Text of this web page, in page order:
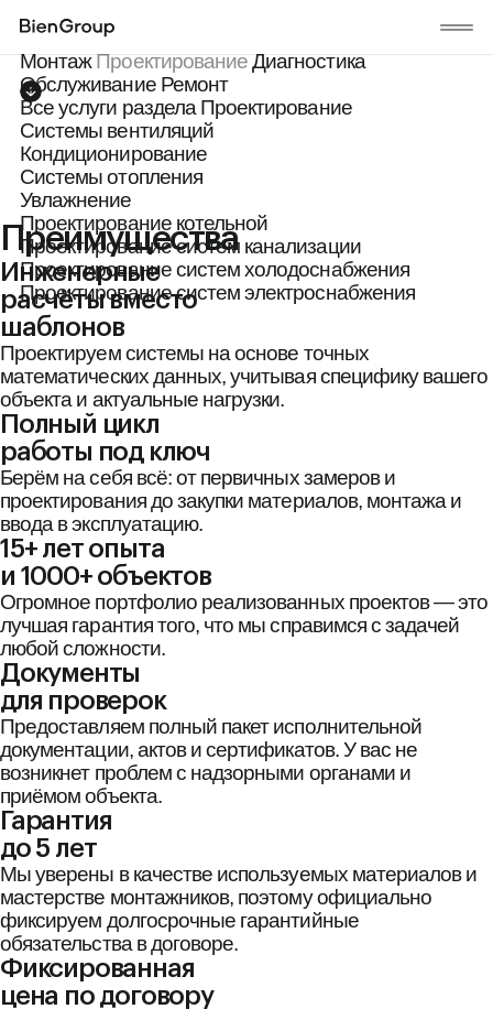
МонтажПроектированиеДиагностика
Обслуживание Ремонт
Все услуги раздела Проектирование
Системы вентиляций
Кондиционирование
Cистемы отопления
Увлажнение
Проектирование котельной
Проектирование систем канализации
Проектирование систем холодоснабжения
Проектирование систем электроснабжения
Проектирование котельной
Главная/Проектирование
Преимущества
Инженерные
расчёты вместо
шаблонов
Проектируем системы на основе точных
математических данных, учитывая специфику вашего
объекта и актуальные нагрузки.
Полный цикл
работы под ключ
Берём на себя всё: от первичных замеров и
проектирования до закупки материалов, монтажа и
ввода в эксплуатацию.
15+ лет опыта
и 1000+ объектов
Огромное портфолио реализованных проектов — это
лучшая гарантия того, что мы справимся с задачей
любой сложности.
Документы
для проверок
Предоставляем полный пакет исполнительной
документации, актов и сертификатов. У вас не
возникнет проблем с надзорными органами и
приёмом объекта.
Гарантия
до 5 лет
Мы уверены в качестве используемых материалов и
мастерстве монтажников, поэтому официально
фиксируем долгосрочные гарантийные
обязательства в договоре.
Фиксированная
цена по договору